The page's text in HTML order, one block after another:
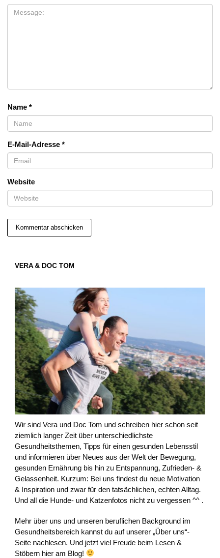
Name *
E-Mail-Adresse *
Website
VERA & DOC TOM
Wir sind Vera und Doc Tom und schreiben hier schon seit
ziemlich langer Zeit über unterschiedlichste
Gesundheitsthemen, Tipps für einen gesunden Lebensstil
und informieren über Neues aus der Welt der Bewegung,
gesunden Ernährung bis hin zu Entspannung, Zufrieden- &
Gelassenheit. Kurzum: Bei uns findest du neue Motivation
& Inspiration und zwar für den tatsächlichen, echten Alltag.
Und all die Hunde- und Katzenfotos nicht zu vergessen ^^ .
Mehr über uns und unseren beruflichen Background im
Gesundheitsbereich kannst du auf unserer „Über uns“-
Seite nachlesen. Und jetzt viel Freude beim Lesen &
Stöbern hier am Blog!